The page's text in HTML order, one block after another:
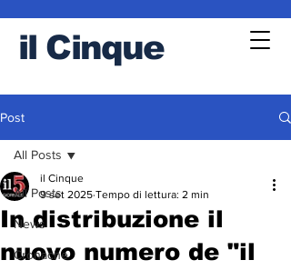
il Cinque
Post
All Posts
News
Cronache
All Posts
In distribuzione il
nuovo numero de "il
il Cinque
9 set 2025 Tempo di lettura: 2 min